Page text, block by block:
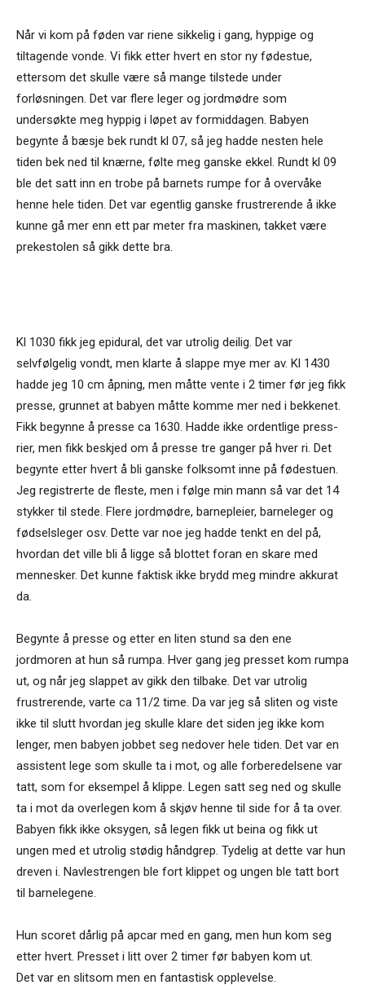
Når vi kom på føden var riene sikkelig i gang, hyppige og
tiltagende vonde. Vi fikk etter hvert en stor ny fødestue,
ettersom det skulle være så mange tilstede under
forløsningen. Det var flere leger og jordmødre som
undersøkte meg hyppig i løpet av formiddagen. Babyen
begynte å bæsje bek rundt kl 07, så jeg hadde nesten hele
tiden bek ned til knærne, følte meg ganske ekkel. Rundt kl 09
ble det satt inn en trobe på barnets rumpe for å overvåke
henne hele tiden. Det var egentlig ganske frustrerende å ikke
kunne gå mer enn ett par meter fra maskinen, takket være
prekestolen så gikk dette bra.
Kl 1030 fikk jeg epidural, det var utrolig deilig. Det var
selvfølgelig vondt, men klarte å slappe mye mer av. Kl 1430
hadde jeg 10 cm åpning, men måtte vente i 2 timer før jeg fikk
presse, grunnet at babyen måtte komme mer ned i bekkenet.
Fikk begynne å presse ca 1630. Hadde ikke ordentlige press-
rier, men fikk beskjed om å presse tre ganger på hver ri. Det
begynte etter hvert å bli ganske folksomt inne på fødestuen.
Jeg registrerte de fleste, men i følge min mann så var det 14
stykker til stede. Flere jordmødre, barnepleier, barneleger og
fødselsleger osv. Dette var noe jeg hadde tenkt en del på,
hvordan det ville bli å ligge så blottet foran en skare med
mennesker. Det kunne faktisk ikke brydd meg mindre akkurat
da.
Begynte å presse og etter en liten stund sa den ene
jordmoren at hun så rumpa. Hver gang jeg presset kom rumpa
ut, og når jeg slappet av gikk den tilbake. Det var utrolig
frustrerende, varte ca 11/2 time. Da var jeg så sliten og viste
ikke til slutt hvordan jeg skulle klare det siden jeg ikke kom
lenger, men babyen jobbet seg nedover hele tiden. Det var en
assistent lege som skulle ta i mot, og alle forberedelsene var
tatt, som for eksempel å klippe. Legen satt seg ned og skulle
ta i mot da overlegen kom å skjøv henne til side for å ta over.
Babyen fikk ikke oksygen, så legen fikk ut beina og fikk ut
ungen med et utrolig stødig håndgrep. Tydelig at dette var hun
dreven i. Navlestrengen ble fort klippet og ungen ble tatt bort
til barnelegene.
Hun scoret dårlig på apcar med en gang, men hun kom seg
etter hvert. Presset i litt over 2 timer før babyen kom ut.
Det var en slitsom men en fantastisk opplevelse.